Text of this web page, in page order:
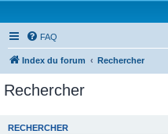
FAQ
Index du forum Rechercher
Rechercher
RECHERCHER